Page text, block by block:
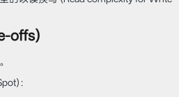
offs)
：